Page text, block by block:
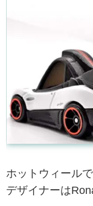
ホットウィール
デザイナーは